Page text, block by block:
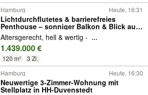
Hamburg Heute, 16:31
Lichtdurchflutetes & barrierefreies
Penthouse – sonniger Balkon & Blick auf
den Alsterkanal
Altersgerecht, hell & wertig - ...
1.439.000 €
120 m² 3 Zi.
Hamburg Heute, 16:30
Neuwertige 3-Zimmer-Wohnung mit
Stellplatz in HH-Duvenstedt